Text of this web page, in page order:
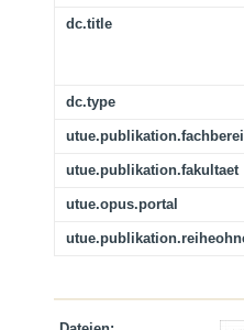
dc.title
dc.type
utue.publikation.fakultaet
utue.opus.portal